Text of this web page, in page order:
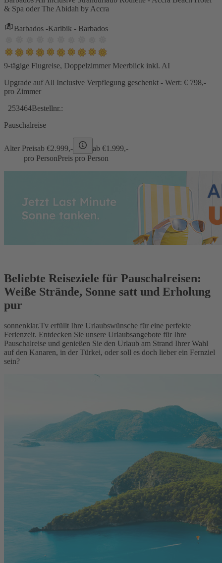
& Spa oder The Abidah by Accra
Barbados -Karibik - Barbados
9-tägige Flugreise, Doppelzimmer Meerblick inkl. AI
Upgrade auf All Inclusive Verpflegung geschenkt - Wert: € 798,-
pro Zimmer
253464Bestellnr.:
Pauschalreise
Alter Preisab €2.999,- ab €1.999,-
pro PersonPreis pro Person
Beliebte Reiseziele für Pauschalreisen:
Weiße Strände, Sonne satt und Erholung
pur
sonnenklar.Tv erfüllt Ihre Urlaubswünsche für eine perfekte
Ferienzeit. Entdecken Sie unsere Urlaubsangebote für Ihre
Pauschalreise und genießen Sie den Urlaub am Strand Ihrer Wahl
auf den Kanaren, in der Türkei, oder soll es doch lieber ein Fernziel
sein?